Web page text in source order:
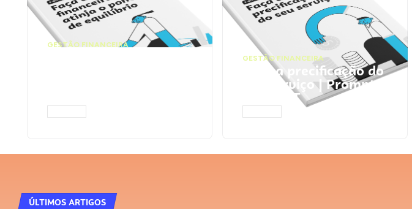
GESTÃO FINANCEIRA
GESTÃO FINANCEIRA
Faça a precificação do
seu serviço | Prompts
ChatGPT
ÚLTIMOS ARTIGOS